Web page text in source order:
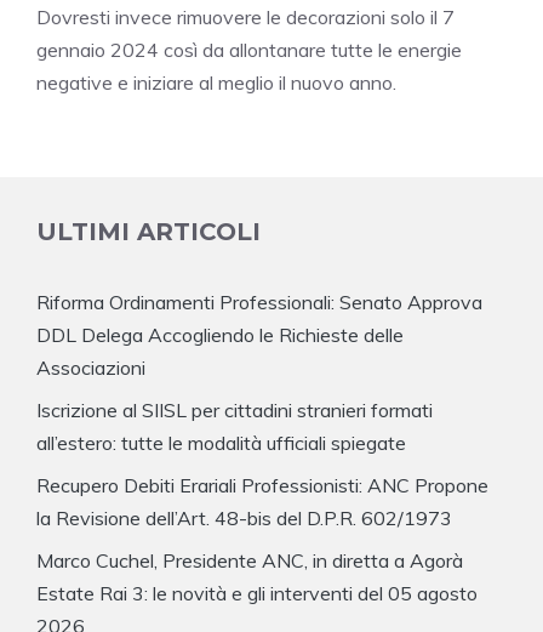
Dovresti invece rimuovere le decorazioni solo il 7
gennaio 2024 così da allontanare tutte le energie
negative e iniziare al meglio il nuovo anno.
ULTIMI ARTICOLI
Riforma Ordinamenti Professionali: Senato Approva
DDL Delega Accogliendo le Richieste delle
Associazioni
Iscrizione al SIISL per cittadini stranieri formati
all’estero: tutte le modalità ufficiali spiegate
Recupero Debiti Erariali Professionisti: ANC Propone
la Revisione dell’Art. 48-bis del D.P.R. 602/1973
Marco Cuchel, Presidente ANC, in diretta a Agorà
Estate Rai 3: le novità e gli interventi del 05 agosto
2026